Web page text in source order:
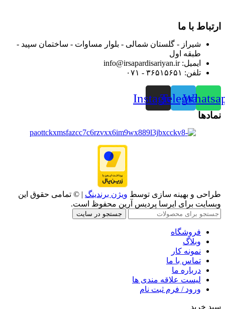
ارتباط با ما
شیراز - گلستان شمالی - بلوار مساوات - ساختمان سپید -
طبقه اول
ایمیل: info@irsapardisariyan.ir
تلفن: ۳۶۵۱۵۶۵۱ - ۰۷۱
Telegram
Instagram
نمادها
طراحی و بهینه سازی توسط ویژن برندینگ | © تمامی حقوق این
وبسایت برای ایرسا پردیس آرین محفوظ است.
جستجو در سایت
فروشگاه
وبلاگ
نمونه کار
تماس با ما
درباره ما
لیست علاقه مندی ها
ورود / فرم ثبت نام
سبد خرید